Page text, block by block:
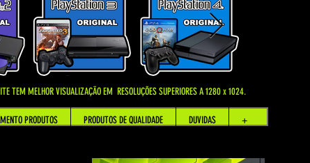
TEM MELHOR VISUALIZAÇÃO EM RESOLUÇÕES SUPERIORES A 1280 x 1024.
PRODUTOS PRODUTOS DE QUALIDADE DUVIDAS +